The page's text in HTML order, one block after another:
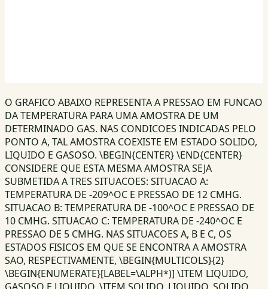
O GRAFICO ABAIXO REPRESENTA A PRESSAO EM FUNCAO
DA TEMPERATURA PARA UMA AMOSTRA DE UM
DETERMINADO GAS. NAS CONDICOES INDICADAS PELO
PONTO A, TAL AMOSTRA COEXISTE EM ESTADO SOLIDO,
LIQUIDO E GASOSO. \BEGIN{CENTER} \END{CENTER}
CONSIDERE QUE ESTA MESMA AMOSTRA SEJA
SUBMETIDA A TRES SITUACOES: SITUACAO A:
TEMPERATURA DE -209^OC E PRESSAO DE 12 CMHG.
SITUACAO B: TEMPERATURA DE -100^OC E PRESSAO DE
10 CMHG. SITUACAO C: TEMPERATURA DE -240^OC E
PRESSAO DE 5 CMHG. NAS SITUACOES A, B E C, OS
ESTADOS FISICOS EM QUE SE ENCONTRA A AMOSTRA
SAO, RESPECTIVAMENTE, \BEGIN{MULTICOLS}{2}
\BEGIN{ENUMERATE}[LABEL=\ALPH*)] \ITEM LIQUIDO,